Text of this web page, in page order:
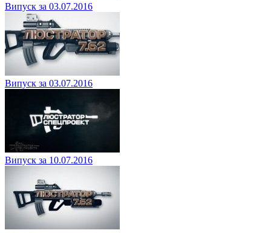
Випуск за 03.07.2016
Випуск за 03.07.2016
Випуск за 10.07.2016